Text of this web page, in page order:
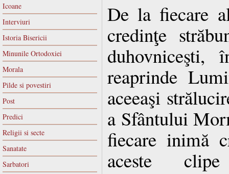
Icoane
Interviuri
Istoria Bisericii
Minunile Ortodoxiei
Morala
Pilde si povestiri
Post
Predici
Religii si secte
Sanatate
Sarbatori
De la fiecare
credinţe
duhovniceşti,
reaprinde
aceeaşi
a Sfântului
fiecare inimă
aceste